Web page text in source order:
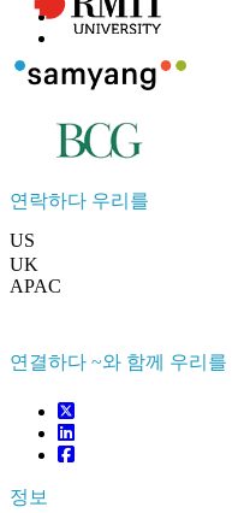
연락하다 우리를
US
UK
APAC
연결하다 ~와 함께 우리를
정보